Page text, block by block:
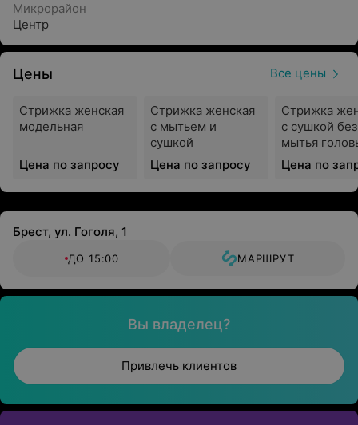
Микрорайон
Центр
Цены Все цены
Стрижка женская
модельная
Цена по запросу
Стрижка женская
с мытьем и
сушкой
Цена по запросу
Стрижка
с сушкой без
мытья
Цена по
Брест, ул. Гоголя, 1
ДО 15:00 МАРШРУТ
Вы владелец?
Привлечь клиентов